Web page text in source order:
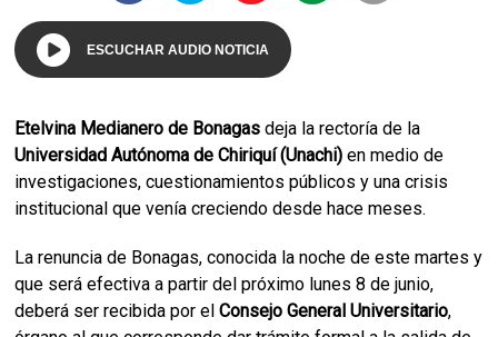
ESCUCHAR AUDIO NOTICIA
Etelvina Medianero de Bonagas deja la rectoría de la
Universidad Autónoma de Chiriquí (Unachi)en medio de
investigaciones, cuestionamientos públicos y una crisis
institucional que venía creciendo desde hace meses.
La renuncia de Bonagas, conocida la noche de este martes y
que será efectiva a partir del próximo lunes 8 de junio,
deberá ser recibida por elConsejo General Universitario,